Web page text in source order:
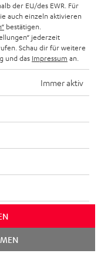
Zuhause!“
der EU/des EWR. Für
auch einzeln aktivieren
bestätigen.
jederzeit
Schau dir für weitere
und das Impressum an.
Immer aktiv